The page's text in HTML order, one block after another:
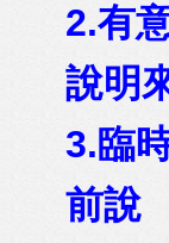
2.有
說明
3.臨
前說